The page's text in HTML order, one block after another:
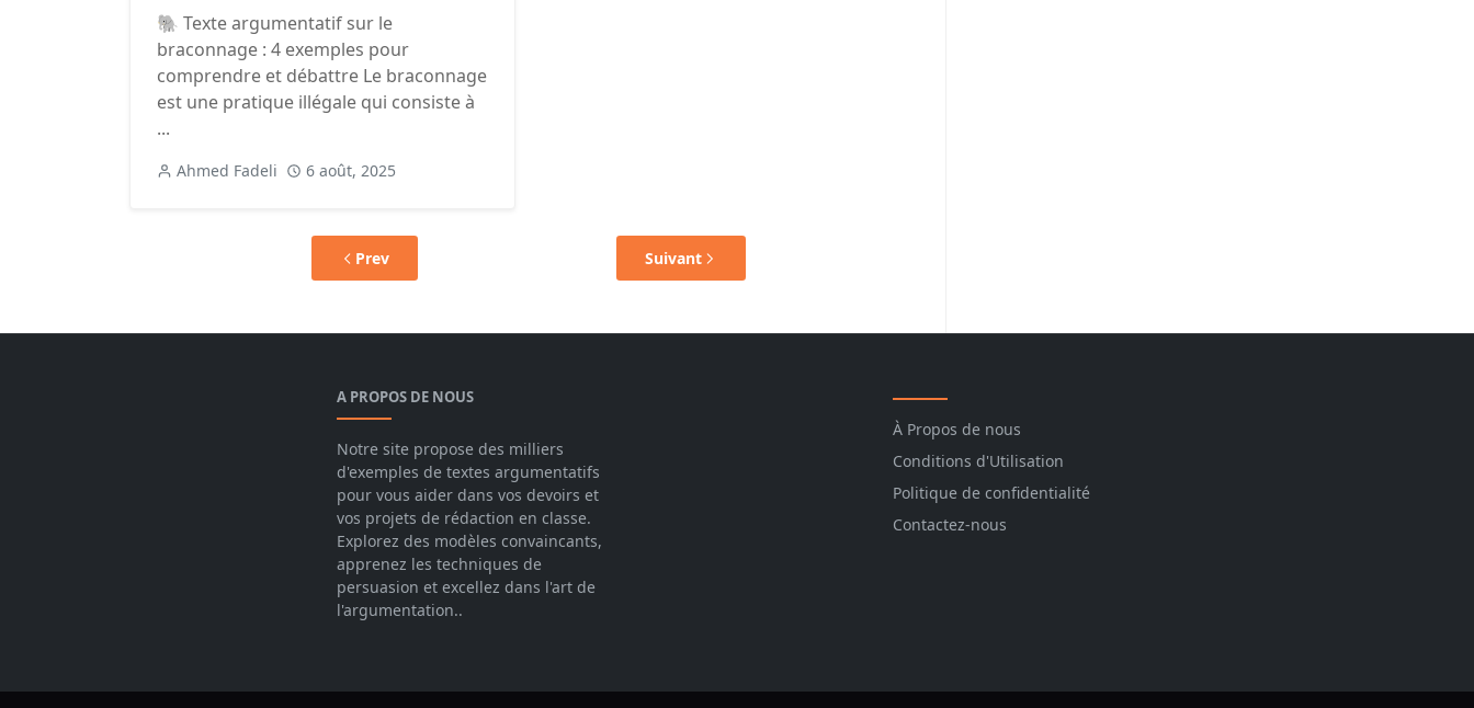
🐘 Texte argumentatif sur le
braconnage : 4 exemples pour
comprendre et débattre Le braconnage
est une pratique illégale qui consiste à
...
Ahmed Fadeli 6 août, 2025
Prev Suivant
A PROPOS DE NOUS
Notre site propose des milliers
d'exemples de textes argumentatifs
pour vous aider dans vos devoirs et
vos projets de rédaction en classe.
Explorez des modèles convaincants,
apprenez les techniques de
persuasion et excellez dans l'art de
l'argumentation..
À Propos de nous
Conditions d'Utilisation
Politique de confidentialité
Contactez-nous